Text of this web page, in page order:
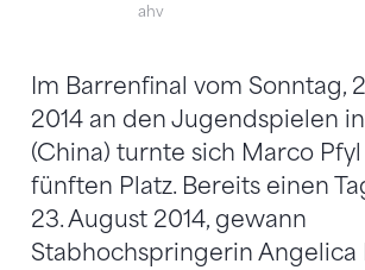
ahv
Im Barrenfinal vom Sonntag,
2014 an den Jugendspielen
(China) turnte sich Marco
fünften Platz. Bereits einen
23. August 2014, gewann
Stabhochspringerin Angelica